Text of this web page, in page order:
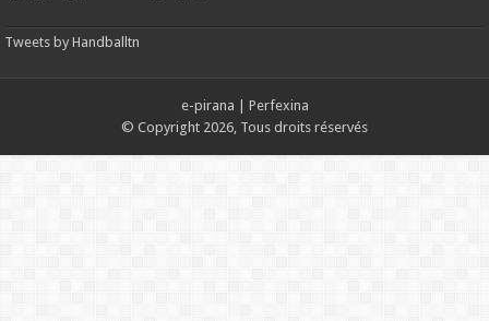
Tweets by Handballtn
e-pirana
Perfexina
© Copyright 2026, Tous droits réservés